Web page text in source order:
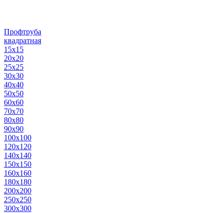
Профтруба
квадратная
15х15
20х20
25х25
30х30
40х40
50х50
60х60
70х70
80х80
90х90
100х100
120х120
140х140
150х150
160х160
180х180
200х200
250х250
300х300